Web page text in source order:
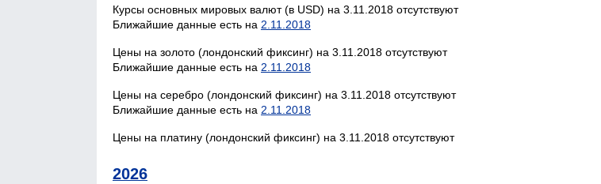
Курсы основных мировых валют (в USD) на 3.11.2018 отсутствуют
Ближайшие данные есть на 2.11.2018
Цены на золото (лондонский фиксинг) на 3.11.2018 отсутствуют
Ближайшие данные есть на 2.11.2018
Цены на серебро (лондонский фиксинг) на 3.11.2018 отсутствуют
Ближайшие данные есть на 2.11.2018
Цены на платину (лондонский фиксинг) на 3.11.2018 отсутствуют
2026